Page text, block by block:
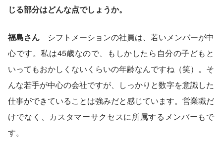
じる部分はどんな点でしょうか。
福島さん シフトメーションの社員は、若いメンバーが中
心です。私は45歳なので、もしかしたら自分の子どもと
いってもおかしくないくらいの年齢なんですね（笑）。そ
んな若手が中心の会社ですが、しっかりと数字を意識した
仕事ができていることは強みだと感じています。営業職だ
けでなく、カスタマーサクセスに所属するメンバーもで
す。